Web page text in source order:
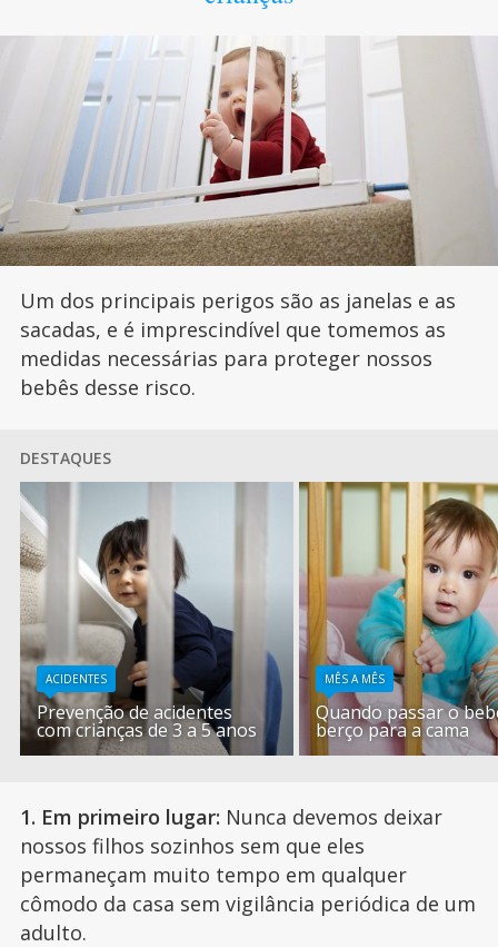
Um dos principais perigos são as janelas e as
sacadas, e é imprescindível que tomemos as
medidas necessárias para proteger nossos
bebês desse risco.
DESTAQUES
ACIDENTES
Prevenção de acidentes
com crianças de 3 a 5 anos
MÊS A MÊS
Quando passar o
berço para a cama
1. Em primeiro lugar: Nunca devemos deixar
nossos filhos sozinhos sem que eles
permaneçam muito tempo em qualquer
cômodo da casa sem vigilância periódica de um
adulto.